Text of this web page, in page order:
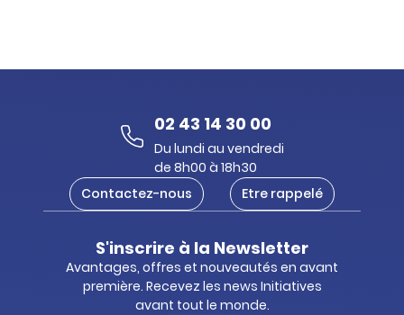
02 43 14 30 00
Du lundi au vendredi
de 8h00 à 18h30
Contactez-nous
Etre rappelé
S'inscrire à la Newsletter
Avantages, offres et nouveautés en avant
première. Recevez les news Initiatives
avant tout le monde.